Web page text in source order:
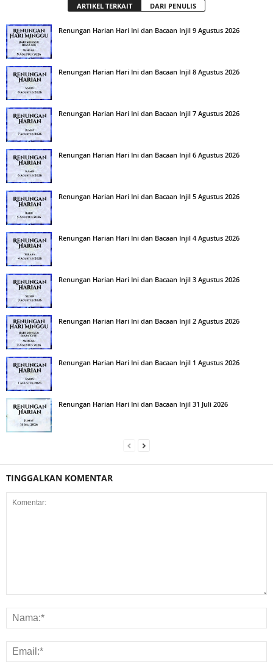
ARTIKEL TERKAIT DARI PENULIS
Renungan Harian Hari Ini dan Bacaan Injil 9 Agustus 2026
Renungan Harian Hari Ini dan Bacaan Injil 8 Agustus 2026
Renungan Harian Hari Ini dan Bacaan Injil 7 Agustus 2026
Renungan Harian Hari Ini dan Bacaan Injil 6 Agustus 2026
Renungan Harian Hari Ini dan Bacaan Injil 5 Agustus 2026
Renungan Harian Hari Ini dan Bacaan Injil 4 Agustus 2026
Renungan Harian Hari Ini dan Bacaan Injil 3 Agustus 2026
Renungan Harian Hari Ini dan Bacaan Injil 2 Agustus 2026
Renungan Harian Hari Ini dan Bacaan Injil 1 Agustus 2026
Renungan Harian Hari Ini dan Bacaan Injil 31 Juli 2026
TINGGALKAN KOMENTAR